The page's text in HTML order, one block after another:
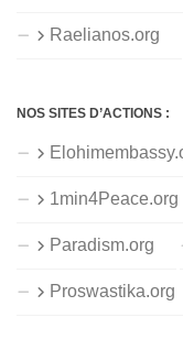
Raelianos.org
NOS SITES D’ACTIONS :
1min4Peace.org
Paradism.org